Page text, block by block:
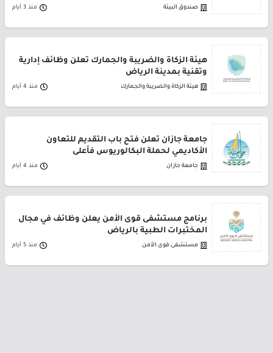
صندوق البيئة منذ 3 أيام
هيئة الزكاة والضريبة والجمارك تعلن وظائف إدارية
وتقنية بمدينة الرياض
هيئة الزكاة والضريبة والجمارك منذ 4 أيام
جامعة جازان تعلن فتح باب التقديم للتعاون
الأكاديمي لحملة البكالوريوس فأعلى
جامعة جازان منذ 4 أيام
برنامج مستشفى قوى الأمن يعلن وظائف في مجال
المختبرات الطبية بالرياض
مستشفى قوى الأمن منذ 5 أيام